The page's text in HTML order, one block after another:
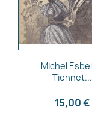
Aperçu
Michel
Tiennet...
15,00 €